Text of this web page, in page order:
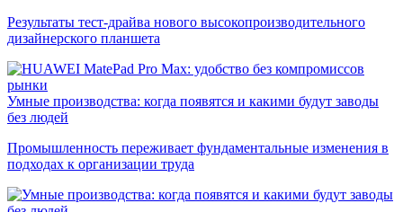
Результаты тест-драйва нового высокопроизводительного
дизайнерского планшета
рынки
Умные производства: когда появятся и какими будут заводы
без людей
Промышленность переживает фундаментальные изменения в
подходах к организации труда